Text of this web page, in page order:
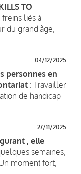
TO
liés à
du grand âge,
04/12/2025
personnes en
: Travailler
de handicap
27/11/2025
, elle
semaines,
moment fort,